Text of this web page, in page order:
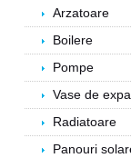
Arzatoare
Boilere
Pompe
Vase de
Radiatoare
Panouri